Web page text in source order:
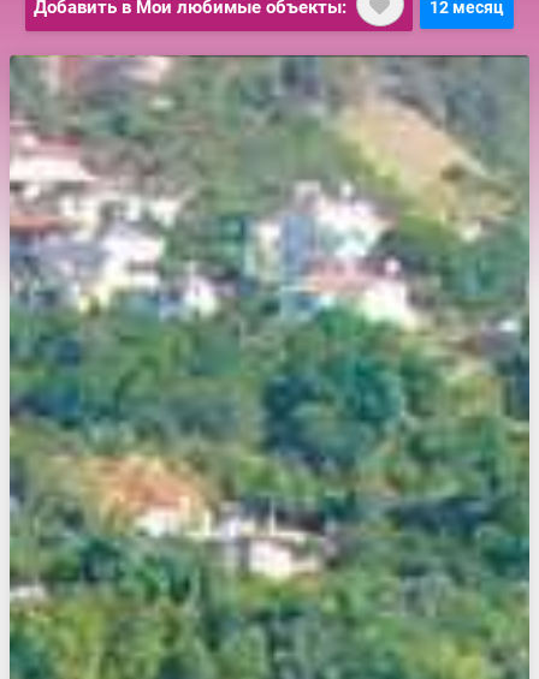
Добавить в Мои любимые объекты: 12 месяц